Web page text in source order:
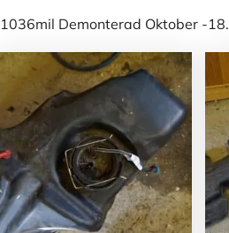
1036mil Demonterad Oktober -18.